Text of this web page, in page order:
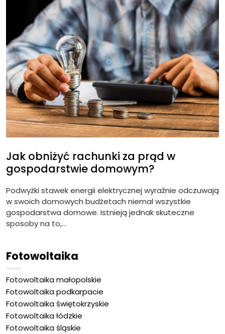
Jak obniżyć rachunki za prąd w
gospodarstwie domowym?
Podwyżki stawek energii elektrycznej wyraźnie odczuwają
w swoich domowych budżetach niemal wszystkie
gospodarstwa domowe. Istnieją jednak skuteczne
sposoby na to,...
Fotowoltaika
Fotowoltaika małopolskie
Fotowoltaika podkarpacie
Fotowoltaika świętokrzyskie
Fotowoltaika łódzkie
Fotowoltaika śląskie